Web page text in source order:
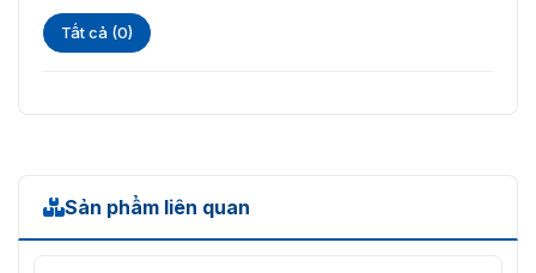
Kiểm Soát Khóa
Cái Nút
Tất cả (0)
Sản phẩm liên quan